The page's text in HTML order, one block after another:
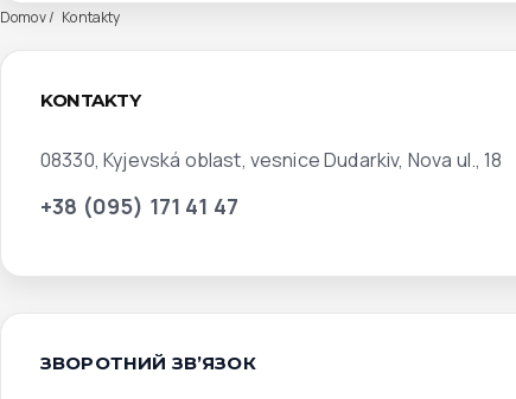
Domov Kontakty
KONTAKTY
08330, Kyjevská oblast, vesnice Dudarkiv, Nova ul., 18
+38 (095) 171 41 47
ЗВОРОТНИЙ ЗВ’ЯЗОК